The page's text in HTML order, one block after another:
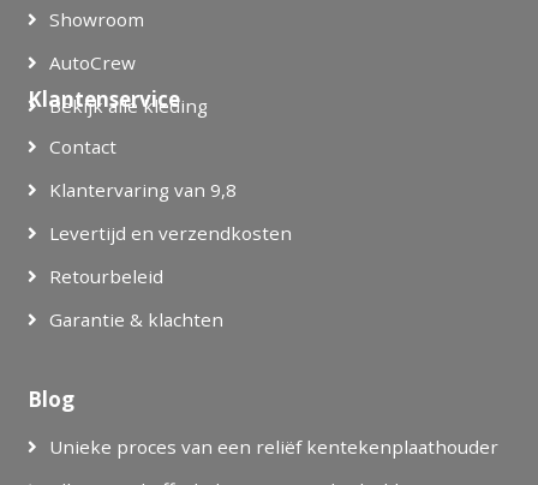
Showroom
AutoCrew
Bekijk alle kleding
Klantenservice
Contact
Klantervaring van 9,8
Levertijd en verzendkosten
Retourbeleid
Garantie & klachten
Blog
Unieke proces van een reliëf kentekenplaathouder